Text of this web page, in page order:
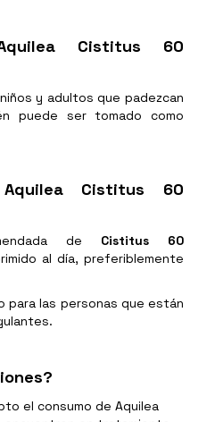
Cistitus 60
y adultos que padezcan
puede ser tomado como
Cistitus 60
de Cistitus 60
al día, preferiblemente
las personas que están
el consumo de Aquilea